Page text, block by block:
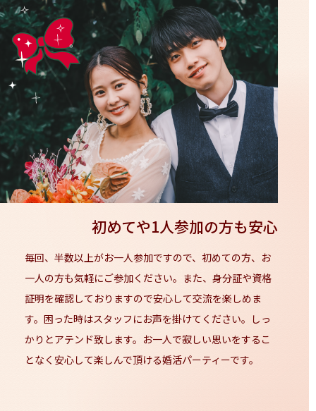
初めてや1人参加の方も安心
毎回、半数以上がお一人参加ですので、初めての方、お
一人の方も気軽にご参加ください。また、身分証や資格
証明を確認しておりますので安心して交流を楽しめま
す。困った時はスタッフにお声を掛けてください。しっ
かりとアテンド致します。お一人で寂しい思いをするこ
となく安心して楽しんで頂ける婚活パーティーです。